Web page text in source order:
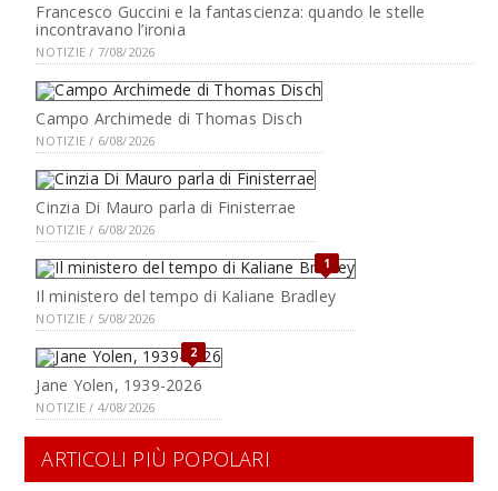
Francesco Guccini e la fantascienza: quando le stelle
incontravano l’ironia
NOTIZIE / 7/08/2026
Campo Archimede di Thomas Disch
NOTIZIE / 6/08/2026
Cinzia Di Mauro parla di Finisterrae
NOTIZIE / 6/08/2026
1
Il ministero del tempo di Kaliane Bradley
NOTIZIE / 5/08/2026
2
Jane Yolen, 1939-2026
NOTIZIE / 4/08/2026
ARTICOLI PIÙ POPOLARI